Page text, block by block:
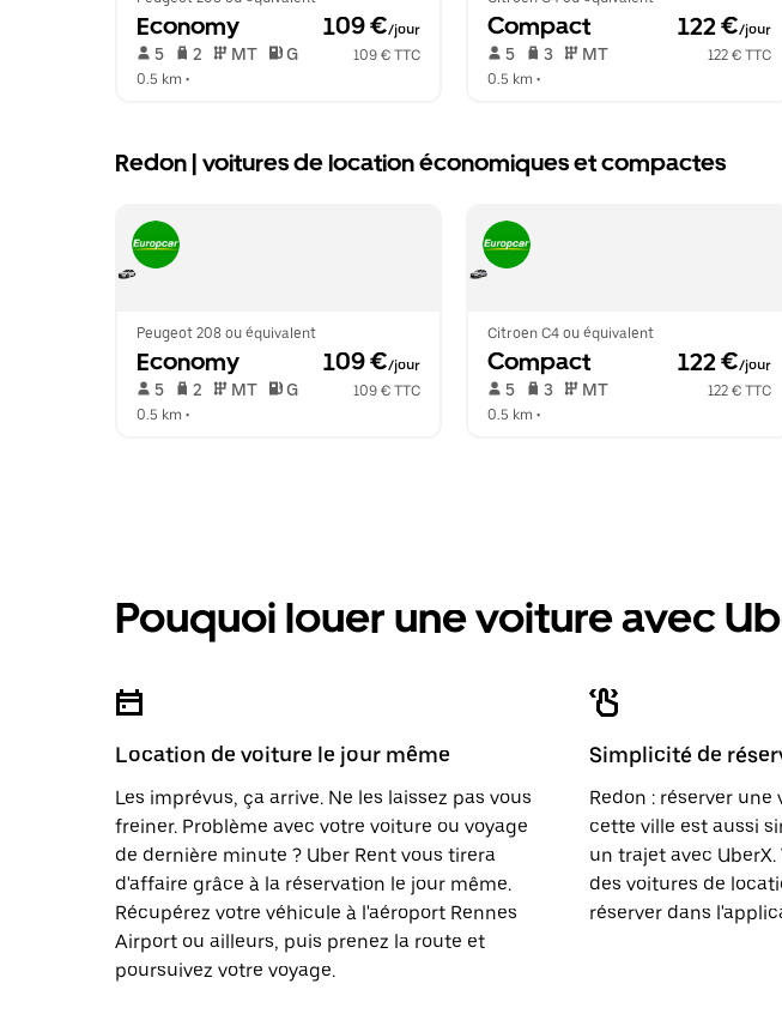
Economy 109 €/jour
5 2 MT G
109 € TTC
0.5 km •
Compact 122 €/jour
5 3 MT
122 € TTC
0.5 km •
Redon | voitures de location économiques et compactes
Peugeot 208 ou équivalent
Economy 109 €/jour
5 2 MT G
109 € TTC
0.5 km •
Citroen C4 ou équivalent
Compact 122 €/jour
5 3 MT
122 € TTC
0.5 km •
Pouquoi louer une voiture avec
Location de voiture le jour même
Les imprévus, ça arrive. Ne les laissez pas vous
freiner. Problème avec votre voiture ou voyage
de dernière minute ? Uber Rent vous tirera
d'affaire grâce à la réservation le jour même.
Récupérez votre véhicule à l'aéroport Rennes
Airport ou ailleurs, puis prenez la route et
poursuivez votre voyage.
Simplicité de
Redon : réserver
cette ville est aussi
un trajet avec
des voitures de
réserver dans